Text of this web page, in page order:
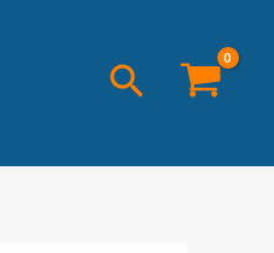
Buscar